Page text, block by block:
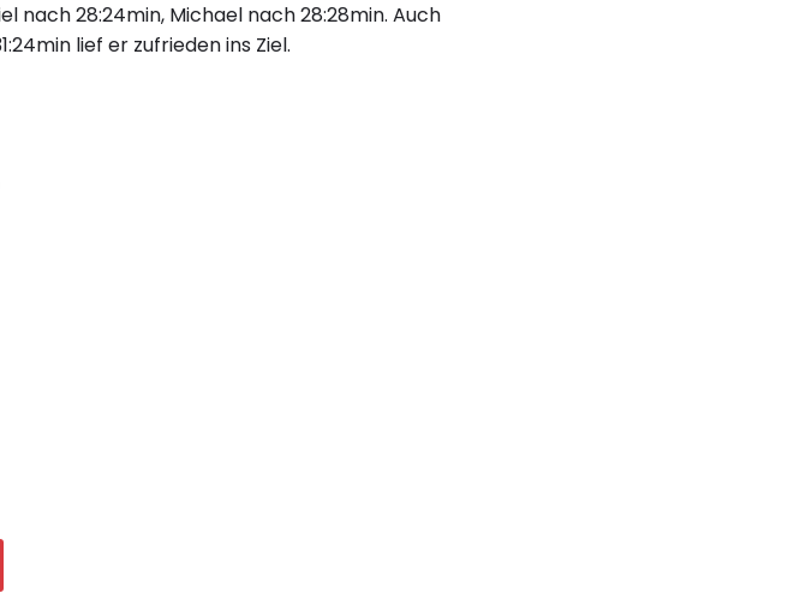
nach 28:24min, Michael nach 28:28min. Auch
lief er zufrieden ins Ziel.